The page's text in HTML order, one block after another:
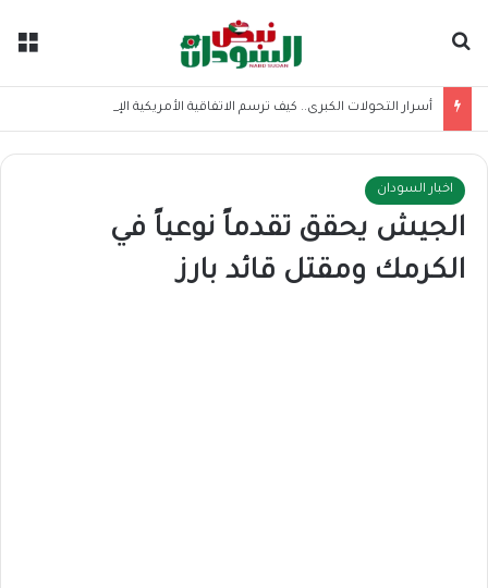
اخبار السودان
الجيش يحقق تقدماً نوعياً في
الكرمك ومقتل قائد بارز